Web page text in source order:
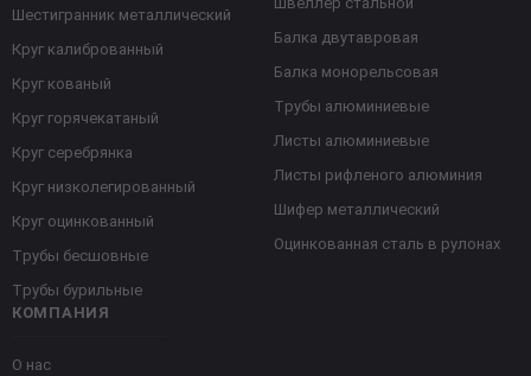
КОМПАНИЯ
О нас
Шестигранник металлический
Круг калиброванный
Круг кованый
Круг горячекатаный
Круг серебрянка
Круг низколегированный
Круг оцинкованный
Трубы бесшовные
Трубы бурильные
Балка двутавровая
Балка монорельсовая
Трубы алюминиевые
Листы алюминиевые
Листы рифленого алюминия
Шифер металлический
Оцинкованная сталь в рулонах